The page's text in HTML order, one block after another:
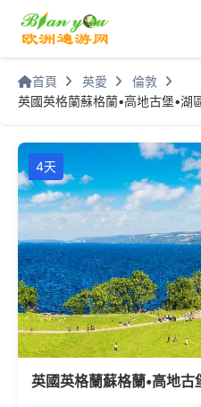
首頁 英愛
倫敦
英國英格蘭蘇格蘭•高地古堡•湖
4天
英國英格蘭蘇格蘭•高地